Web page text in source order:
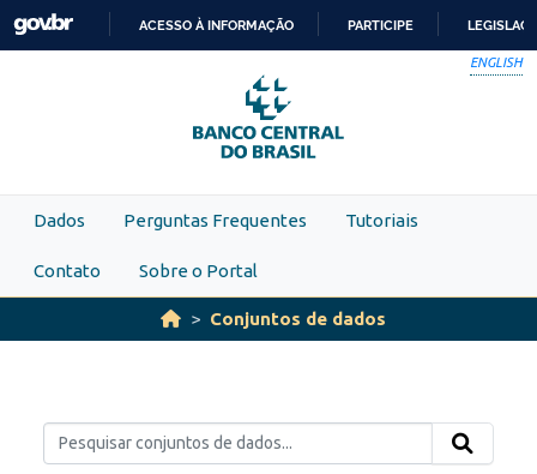
Skip to main content
PARA
O
CONTEÚDO
ACESSO À INFORMAÇÃO PARTICIPE
ENGLISH
Dados Perguntas Frequentes Tutoriais
Contato Sobre o Portal
Conjuntos de dados